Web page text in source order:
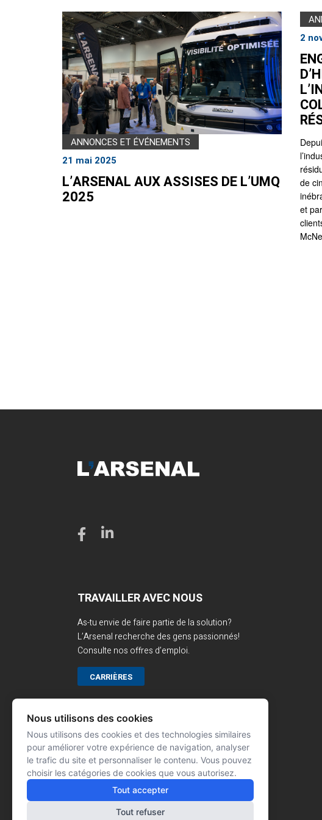
ANNONCES ET ÉVÉNEMENTS
21 mai 2025
L’ARSENAL AUX ASSISES DE L’UMQ
2025
2
de
et
TRAVAILLER AVEC NOUS
As-tu envie de faire partie de la solution?
L’Arsenal recherche des gens passionnés!
Consulte nos offres d’emploi.
CARRIÈRES
Nous utilisons des cookies
Nous utilisons des cookies et des technologies similaires
pour améliorer votre expérience de navigation, analyser
le trafic du site et personnaliser le contenu. Vous pouvez
choisir les catégories de cookies que vous autorisez.
Tout accepter
Tout refuser